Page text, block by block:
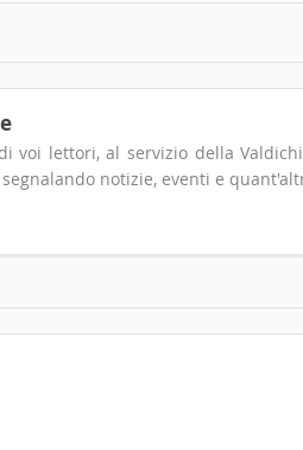
voi lettori, al servizio della
notizie, eventi e